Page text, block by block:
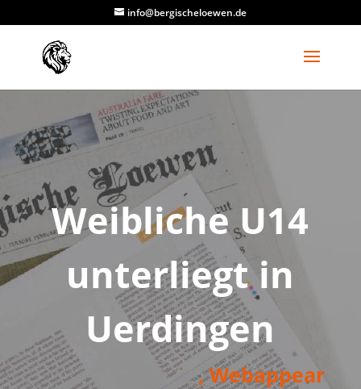
info@bergischeloewen.de
Weibliche U14
unterliegt in
Uerdingen
, Webappear